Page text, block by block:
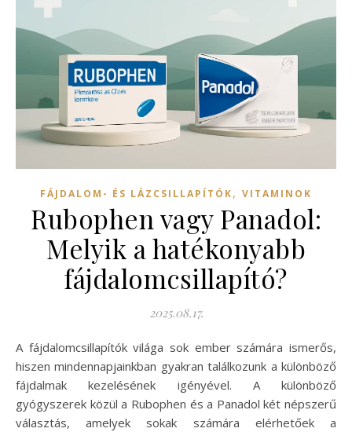
FÁJDALOM- ÉS LÁZCSILLAPÍTÓK, VITAMINOK
Rubophen vagy Panadol:
Melyik a hatékonyabb
fájdalomcsillapító?
2025.08.17.
A fájdalomcsillapítók világa sok ember számára ismerős,
hiszen mindennapjainkban gyakran találkozunk a különböző
fájdalmak kezelésének igényével. A különböző
gyógyszerek közül a Rubophen és a Panadol két népszerű
választás, amelyek sokak számára elérhetőek a